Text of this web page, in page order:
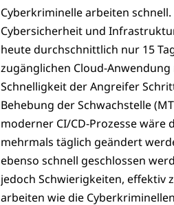
Cyberkriminelle arbeiten
Cybersicherheit und
heute durchschnittlich nur 15
zugänglichen Cloud-
Schnelligkeit der Angreifer
Behebung der Schwachstelle
moderner CI/CD-Prozesse wäre
mehrmals täglich geändert
ebenso schnell geschlossen
jedoch Schwierigkeiten, effektiv
arbeiten wie die